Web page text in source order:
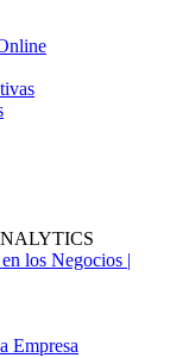
los Negocios |
Empresa